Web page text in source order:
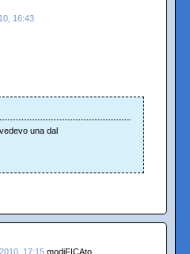
16:43
una dal
17:15 modiFICAto